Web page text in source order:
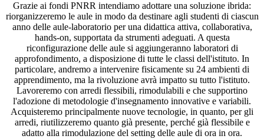
Grazie ai fondi PNRR intendiamo adottare una soluzione ibrida:
riorganizzeremo le aule in modo da destinare agli studenti di ciascun
anno delle aule-laboratorio per una didattica attiva, collaborativa,
hands-on, supportata da strumenti adeguati. A questa
riconfigurazione delle aule si aggiungeranno laboratori di
approfondimento, a disposizione di tutte le classi dell'istituto. In
particolare, andremo a intervenire fisicamente su 24 ambienti di
apprendimento, ma la rivoluzione avrà impatto su tutto l'istituto.
Lavoreremo con arredi flessibili, rimodulabili e che supportino
l'adozione di metodologie d'insegnamento innovative e variabili.
Acquisteremo principalmente nuove tecnologie, in quanto, per gli
arredi, riutilizzeremo quanto già presente, perché già flessibile e
adatto alla rimodulazione del setting delle aule di ora in ora.